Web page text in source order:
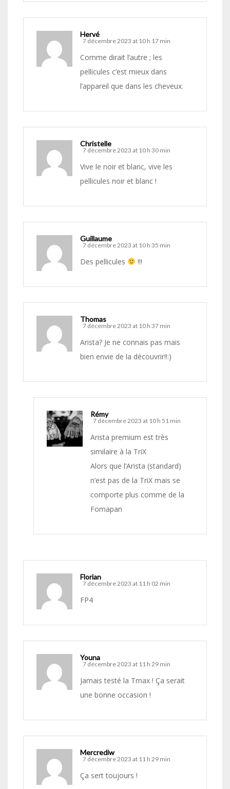
Hervé
7 décembre 2023 at 10 h 17 min
Comme dirait l’autre ; les
pellicules c’est mieux dans
l’appareil que dans les cheveux.
Christelle
7 décembre 2023 at 10 h 30 min
Vive le noir et blanc, vive les
pellicules noir et blanc !
Guillaume
7 décembre 2023 at 10 h 35 min
Des pellicules !!!
Thomas
7 décembre 2023 at 10 h 37 min
Arista? Je ne connais pas mais
bien envie de la découvrir!!:)
Rémy
7 décembre 2023 at 10 h 51 min
Arista premium est très
similaire à la TriX
Alors que l’Arista (standard)
n’est pas de la TriX mais se
comporte plus comme de la
Fomapan
Florian
7 décembre 2023 at 11 h 02 min
FP4
Youna
7 décembre 2023 at 11 h 29 min
Jamais testé la Tmax ! Ça serait
une bonne occasion !
Mercrediw
7 décembre 2023 at 11 h 29 min
Ça sert toujours !